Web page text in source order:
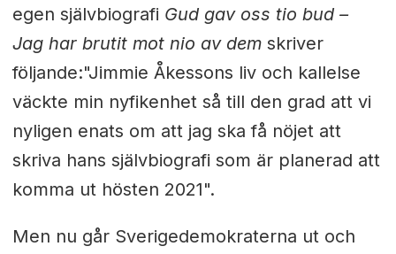
egen självbiografi Gud gav oss tio bud –
Jag har brutit mot nio av dem skriver
följande:"Jimmie Åkessons liv och kallelse
väckte min nyfikenhet så till den grad att vi
nyligen enats om att jag ska få nöjet att
skriva hans självbiografi som är planerad att
komma ut hösten 2021".
Men nu går Sverigedemokraterna ut och